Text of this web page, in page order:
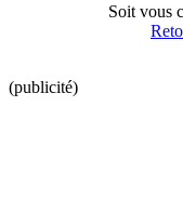
Soit vous
(publicité)